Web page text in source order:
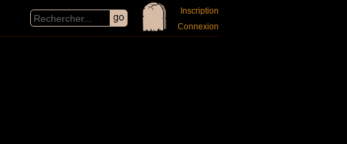
Inscription
Connexion